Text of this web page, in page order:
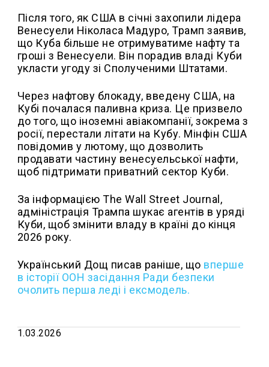
Після того, як США в січні захопили лідера
Венесуели Ніколаса Мадуро, Трамп заявив,
що Куба більше не отримуватиме нафту та
гроші з Венесуели. Він порадив владі Куби
укласти угоду зі Сполученими Штатами.
Через нафтову блокаду, введену США, на
Кубі почалася паливна криза. Це призвело
до того, що іноземні авіакомпанії, зокрема з
росії, перестали літати на Кубу. Мінфін США
повідомив у лютому, що дозволить
продавати частину венесуельської нафти,
щоб підтримати приватний сектор Куби.
За інформацією The Wall Street Journal,
адміністрація Трампа шукає агентів в уряді
Куби, щоб змінити владу в країні до кінця
2026 року.
Український Дощ писав раніше, що вперше
в історії ООН засідання Ради безпеки
очолить перша леді і ексмодель.
1.03.2026